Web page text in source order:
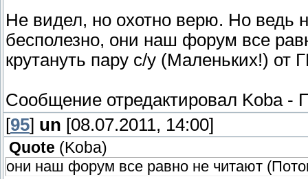
Не видел, но охотно верю. Но ведь
бесполезно, они наш форум все
крутануть пару с/у (Маленьких!) от
Сообщение отредактировал Koba-
[95] un [08.07.2011, 14:00]
Quote ( Koba)
они наш форум все равно не читают